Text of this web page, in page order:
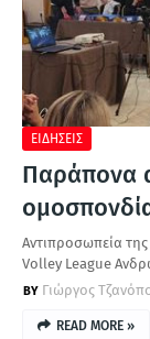
Ε
Α
ΕΙΔΗΣΕΙΣ
Παράπονα
Αντιπροσωπεία
Volley League
Γιώργος
READ MORE »